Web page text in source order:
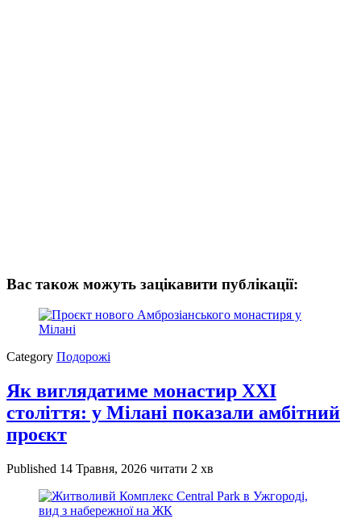
Вас також можуть зацікавити публікації:
Category Подорожі
Як виглядатиме монастир XXI
століття: у Мілані показали амбітний
проєкт
Published 14 Травня, 2026 читати 2 хв